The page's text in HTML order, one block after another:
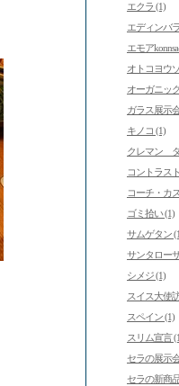
エクラ (1)
エディンバ
エモア
オトコヨウ
オーガニッ
ガラス展示
キノコ (1)
クレマン
コントラス
コーチ・カ
ゴミ拾い (1)
サムゲタン
サンタロー
シメジ (1)
スイス大使
スペイン (1)
スリム宣言
セラの展示
セラの新商